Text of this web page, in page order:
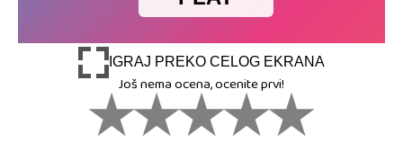
IGRAJ PREKO CELOG EKRANA
Još nema ocena, ocenite prvi!